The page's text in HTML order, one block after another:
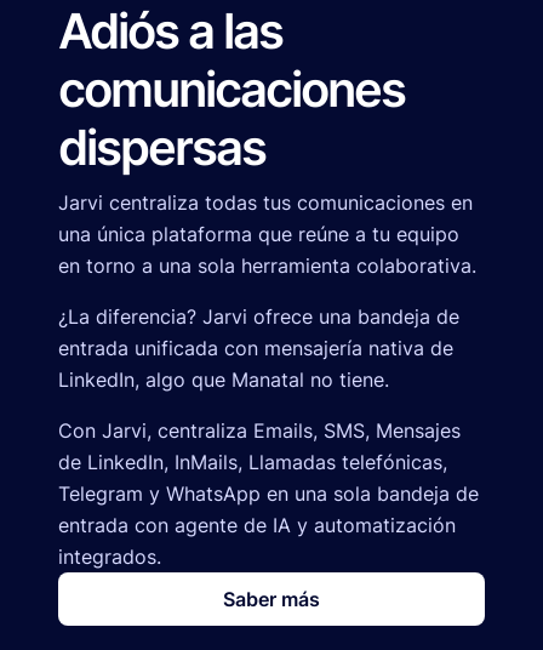
Adiós a las
comunicaciones
dispersas
Jarvi centraliza todas tus comunicaciones en
una única plataforma que reúne a tu equipo
en torno a una sola herramienta colaborativa.
¿La diferencia? Jarvi ofrece una bandeja de
entrada unificada con mensajería nativa de
LinkedIn, algo que Manatal no tiene.
Con Jarvi, centraliza Emails, SMS, Mensajes
de LinkedIn, InMails, Llamadas telefónicas,
Telegram y WhatsApp en una sola bandeja de
entrada con agente de IA y automatización
integrados.
Saber más